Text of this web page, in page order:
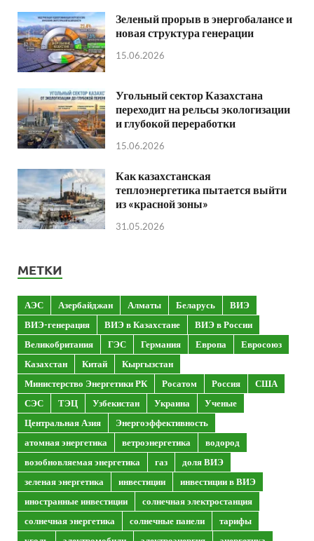
Зеленый прорыв в энергобалансе и
новая структура генерации
15.06.2026
Угольный сектор Казахстана
переходит на рельсы экологизации
и глубокой переработки
15.06.2026
Как казахстанская
теплоэнергетика пытается выйти
из «красной зоны»
31.05.2026
МЕТКИ
АЭС Азербайджан Алматы Беларусь
ВИЭ
ВИЭ-генерация
ВИЭ в Казахстане
ВИЭ в России
Великобритания
ГЭС Германия Европа
Евросоюз
Казахстан
Китай
Кыргызстан
Министерство Энергетики РК
Росатом Россия
США
СЭС
ТЭЦ Узбекистан Украина
Ученые
Центральная Азия
Энергоэффективность
атомная энергетика
ветроэнергетика
водород
возобновляемая энергетика
газ
доля ВИЭ
зеленая энергетика
инвестиции
инвестиции в ВИЭ
иностранные инвестиции
солнечная электростанция
солнечная энергетика
солнечные панели
тарифы